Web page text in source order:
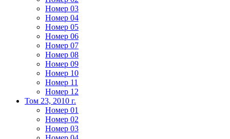
Номер 03
Номер 04
Номер 05
Номер 06
Номер 07
Номер 08
Номер 09
Номер 10
Номер 11
Номер 12
Том 23, 2010 г.
Номер 01
Номер 02
Номер 03